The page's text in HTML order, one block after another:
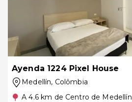
Ayenda 1224 Pixel House
Medellín, Colômbia
A 4.6 km de Centro de Medellín